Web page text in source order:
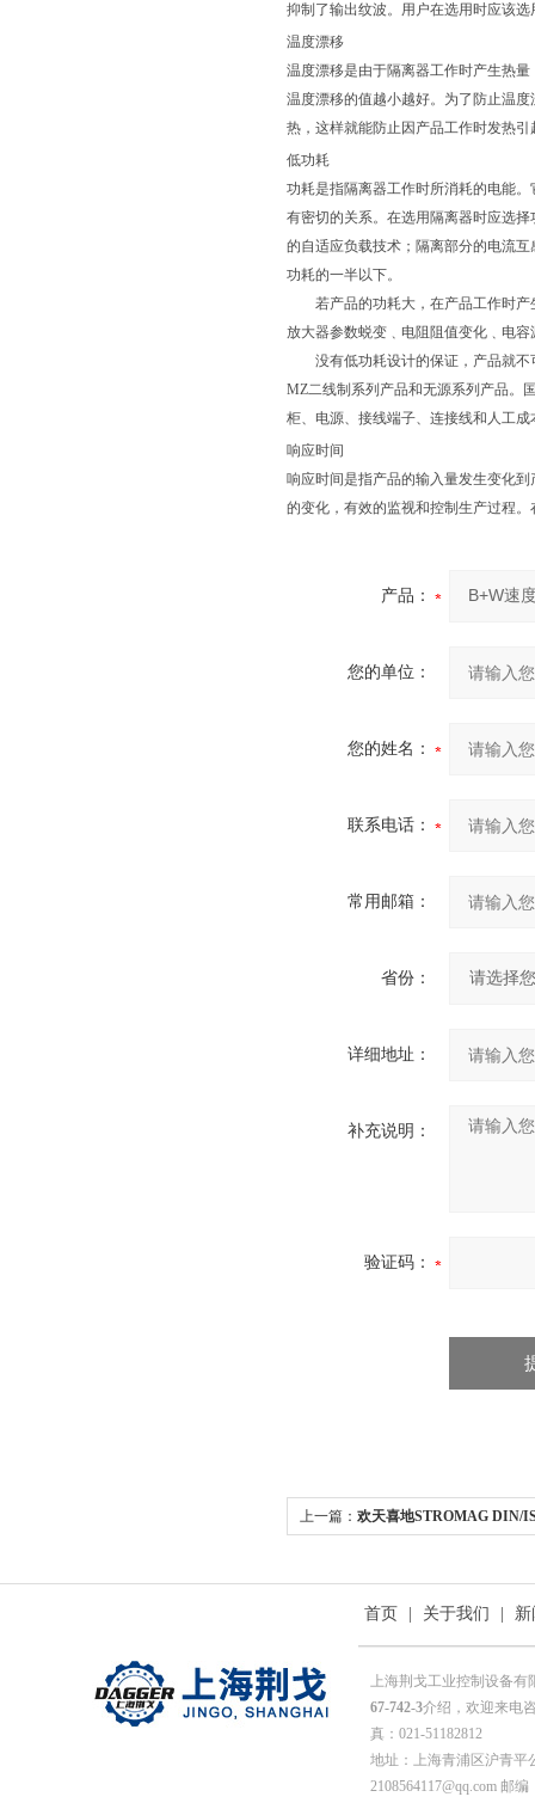
抑制了输出纹波。用户在选用时应该
温度漂移
温度漂移是由于隔离器工作时产生热
温度漂移的值越小越好。为了防止温
热，这样就能防止因产品工作时发热
低功耗
功耗是指隔离器工作时所消耗的电能
有密切的关系。在选用隔离器时应选
的自适应负载技术；隔离部分的电流
功耗的一半以下。
若产品的功耗大，在产品工作时产
放大器参数蜕变﹑电阻阻值变化﹑电
没有低功耗设计的保证，产品就不
MZ二线制系列产品和无源系列产品。
柜、电源、接线端子、连接线和人工
响应时间
响应时间是指产品的输入量发生变化
的变化，有效的监视和控制生产过程
产品：
您的单位：
您的姓名：
联系电话：
常用邮箱：
省份：
详细地址：
补充说明：
验证码：
上一篇： 欢天喜地STROMAG DIN/
首页 关于我们
上海荆戈工业控制设备
67-742-3介绍，欢迎来电
真：021-51182812
地址：上海青浦区沪青平
2108564117@qq.com 邮编